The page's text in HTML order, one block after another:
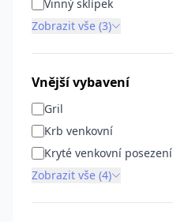
Vinný sklípek
Zobrazit vše (3)
Vnější vybavení
Gril
Krb venkovní
Kryté venkovní posezení
Zobrazit vše (4)